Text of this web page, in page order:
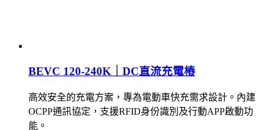
BEVC 120-240K｜DC直流充電樁
高效安全的充電方案，專為電動車快充需求設計。內建
OCPP通訊協定，支援RFID身份識別及行動APP啟動功
能。